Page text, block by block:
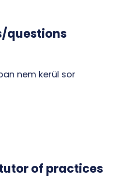
questions
nem kerül sor
of practices